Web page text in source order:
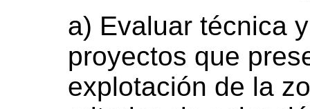
a) Evaluar técnica
proyectos que
explotación de la